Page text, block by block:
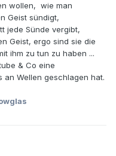
wollen, wie man
Geist sündigt,
jede Sünde vergibt,
Geist, ergo sind sie die
ihm zu tun zu haben ...
& Co eine
Wellen geschlagen hat.